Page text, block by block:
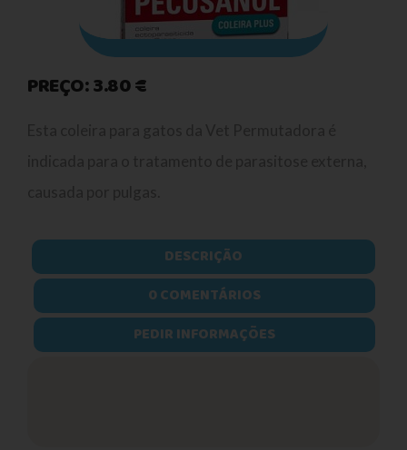
PREÇO: 3.80 €
DESCRIÇÃO
0 COMENTÁRIOS
PEDIR INFORMAÇÕES